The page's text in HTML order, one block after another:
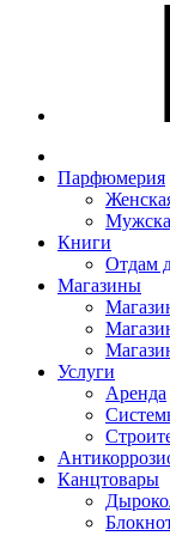
Парфюмерия
Книги
Отдам
Магазины
Услуги
Аренда
Канцтовары